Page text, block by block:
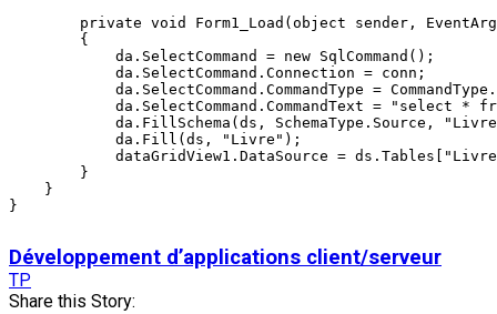
private void Form1_Load(object sender,
        {
            da.SelectCommand = new SqlCommand();
            da.SelectCommand.Connection = conn;
da.SelectCommand.CommandType =
da.SelectCommand.CommandText = "select *
da.FillSchema(ds, SchemaType.Source,
            da.Fill(ds, "Livre");
dataGridView1.DataSource =
        }
    }
}
Développement d’applications client/serveur
TP
Share this Story: